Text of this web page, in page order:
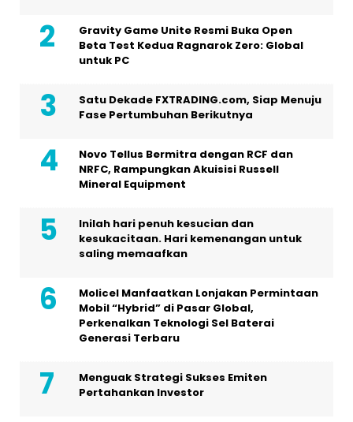
Gravity Game Unite Resmi Buka Open
Beta Test Kedua Ragnarok Zero: Global
untuk PC
Satu Dekade FXTRADING.com, Siap Menuju
Fase Pertumbuhan Berikutnya
Novo Tellus Bermitra dengan RCF dan
NRFC, Rampungkan Akuisisi Russell
Mineral Equipment
Inilah hari penuh kesucian dan
kesukacitaan. Hari kemenangan untuk
saling memaafkan
Molicel Manfaatkan Lonjakan Permintaan
Mobil “Hybrid” di Pasar Global,
Perkenalkan Teknologi Sel Baterai
Generasi Terbaru
Menguak Strategi Sukses Emiten
Pertahankan Investor